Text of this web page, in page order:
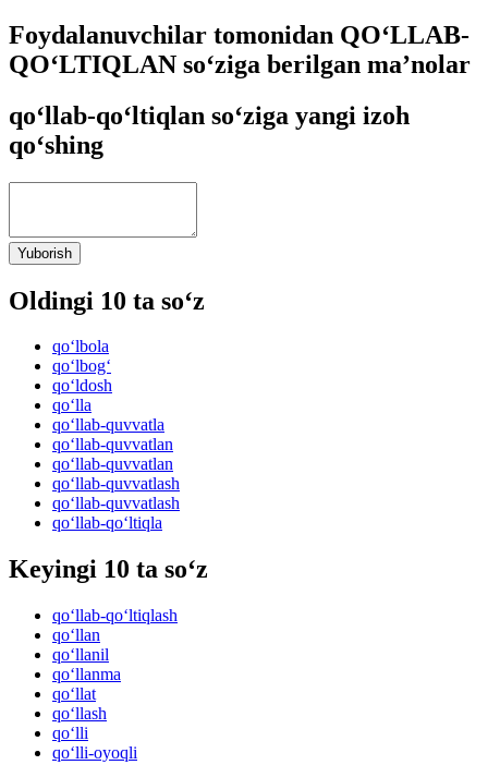
Foydalanuvchilar tomonidan QO‘LLAB-
QO‘LTIQLAN so‘ziga berilgan ma’nolar
qo‘llab-qo‘ltiqlan so‘ziga yangi izoh
qo‘shing
Yuborish
Oldingi 10 ta so‘z
qo‘lbola
qo‘lbog‘
qo‘ldosh
qo‘lla
qo‘llab-quvvatla
qo‘llab-quvvatlan
qo‘llab-quvvatlan
qo‘llab-quvvatlash
qo‘llab-quvvatlash
qo‘llab-qo‘ltiqla
Keyingi 10 ta so‘z
qo‘llab-qo‘ltiqlash
qo‘llan
qo‘llanil
qo‘llanma
qo‘llat
qo‘llash
qo‘lli
qo‘lli-oyoqli